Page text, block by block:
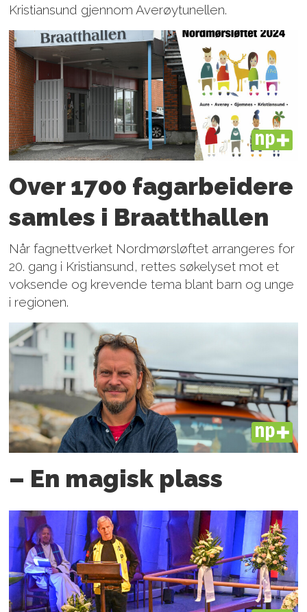
Kristiansund gjennom Averøytunellen.
PLUS
Over 1700 fagarbeidere
samles i Braatthallen
Når fagnettverket Nordmørsløftet arrangeres for
20. gang i Kristiansund, rettes søkelyset mot et
voksende og krevende tema blant barn og unge
i regionen.
PLUS
– En magisk plass